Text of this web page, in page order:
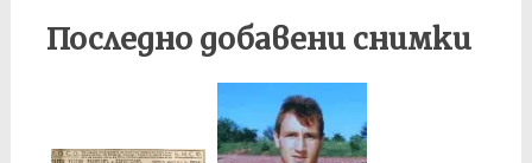
Последно добавени снимки